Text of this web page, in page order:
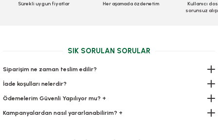
Sürekli uygun fiyatlar Her aşamada özdenetim
Kullanıcı
sorunsuz
SIK SORULAN SORULAR
Siparişim ne zaman teslim edilir?
İade koşulları nelerdir?
Ödemelerim Güvenli Yapılıyor mu? +
Kampanyalardan nasıl yararlanabilirim? +